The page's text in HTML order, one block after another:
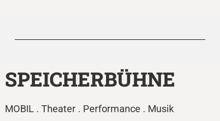
SPEICHERBÜHNE
MOBIL . Theater . Performance . Musik